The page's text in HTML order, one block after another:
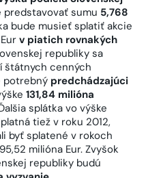
predstavovať sumu 5,768
bude musieť splatiť akcie
v piatich rovnakých
republiky sa
štátnych cenných
potrebný predchádzajúci
131,84 milióna
splátka vo výške
tiež v roku 2012,
byť splatené v rokoch
milióna Eur. Zvyšok
republiky budú